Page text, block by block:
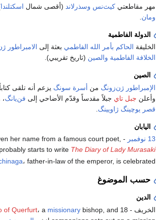
مهر مقاطعتيكيث‌نس وسذرلاند (أقصى شمال اسكتلندا
ومان
الدولة الفاطمية
الخليفة الحاكم بأمر الله الفاطمي بعثة إلى الامبراطور
الخلافة الفاطمية والصين (تاريخ تقريبي).
الصين
الإمبراطور ژن‌زونگ من أسرة سونگ يزعم أنه تلقى
وأعلن جبل تاي جبلاً مقدساً وقدّم الأضاحي إلى فن‌يانگ،
قصر يوچينگ ژاويينگ
اليابان
13 نوفمبر
- Kamo Special Festival: The poet
her name from a famous court poet,
starts to write The Diary of Lady Murasaki
، father-in-law of the emperor, is celebrated.
حسب الموضوغ
الدين
الخريف - of Querfurt، a missionarybishop, and 18